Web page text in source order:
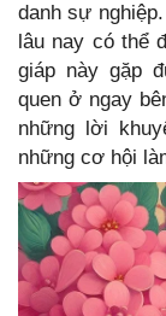
danh sự
lâu nay có thể
giáp này gặp
quen ở ngay
những lời
những cơ hội